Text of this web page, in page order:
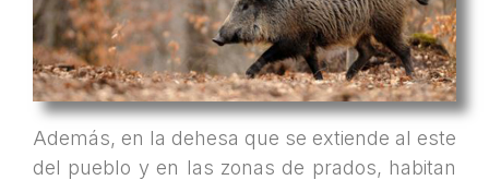
Además, en la dehesa que se extiende al este
del pueblo y en las zonas de prados, habitan